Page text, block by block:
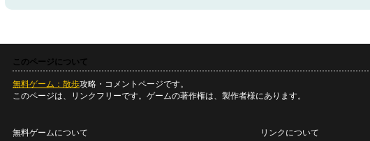
このページについて
無料ゲーム：散歩攻略・コメントページです。
このページは、リンクフリーです。ゲームの著作権は、製作者様にあります。
無料ゲームについて リンクについて